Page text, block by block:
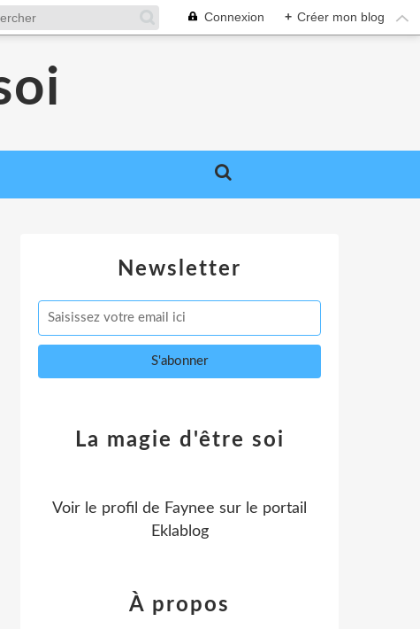
Connexion + Créer mon blog
Newsletter
La magie d'être soi
Voir le profil de Faynee sur le portail
Eklablog
À propos